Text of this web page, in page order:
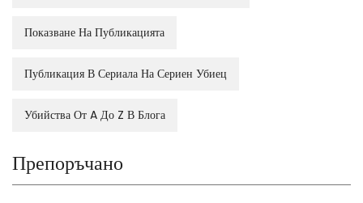
Показване На Публикацията
Публикация В Сериала На Сериен Убиец
Убийства От A До Z В Блога
Препоръчано